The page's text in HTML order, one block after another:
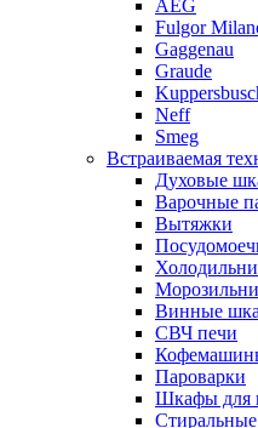
AEG
Fulgor
Gaggenau
Graude
Neff
Smeg
Встраиваемая
Духовые
Варочные
Вытяжки
Винные
СВЧ печи
Пароварки
Шкафы для